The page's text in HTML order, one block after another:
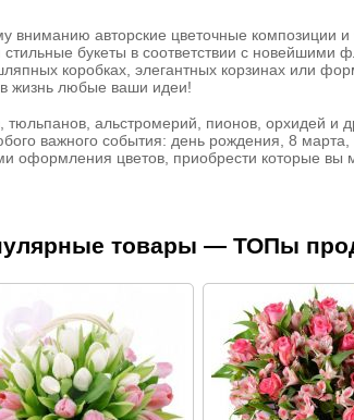
вниманию авторские цветочные композиции
букеты в соответствии с новейшими
шляпных коробках, элегантных корзинах или
в жизнь любые ваши идеи!
тюльпанов, альстромерий, пионов, орхидей и
важного события: день рождения, 8
оформления цветов, приобрести которые вы
товары — ТОПы